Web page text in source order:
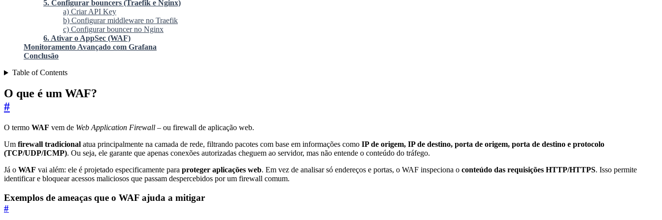
5. Configurar bouncers (Traefik e Nginx)
a) Criar API Key
b) Configurar middleware no Traefik
c) Configurar bouncer no Nginx
6. Ativar o AppSec (WAF)
Monitoramento Avançado com Grafana
Conclusão
Table of Contents
O que é um WAF?
#
O termo WAF vem de Web Application Firewall – ou firewall de aplicação web.
Um firewall tradicional atua principalmente na camada de rede, filtrando pacotes com base em informações como IP de origem, IP de destino, porta de origem, porta de destino e protocolo
(TCP/UDP/ICMP). Ou seja, ele garante que apenas conexões autorizadas cheguem ao servidor, mas não entende o conteúdo do tráfego.
Já o WAF vai além: ele é projetado especificamente para proteger aplicações web. Em vez de analisar só endereços e portas, o WAF inspeciona o conteúdo das requisições HTTP/HTTPS. Isso permite
identificar e bloquear acessos maliciosos que passam despercebidos por um firewall comum.
Exemplos de ameaças que o WAF ajuda a mitigar
#